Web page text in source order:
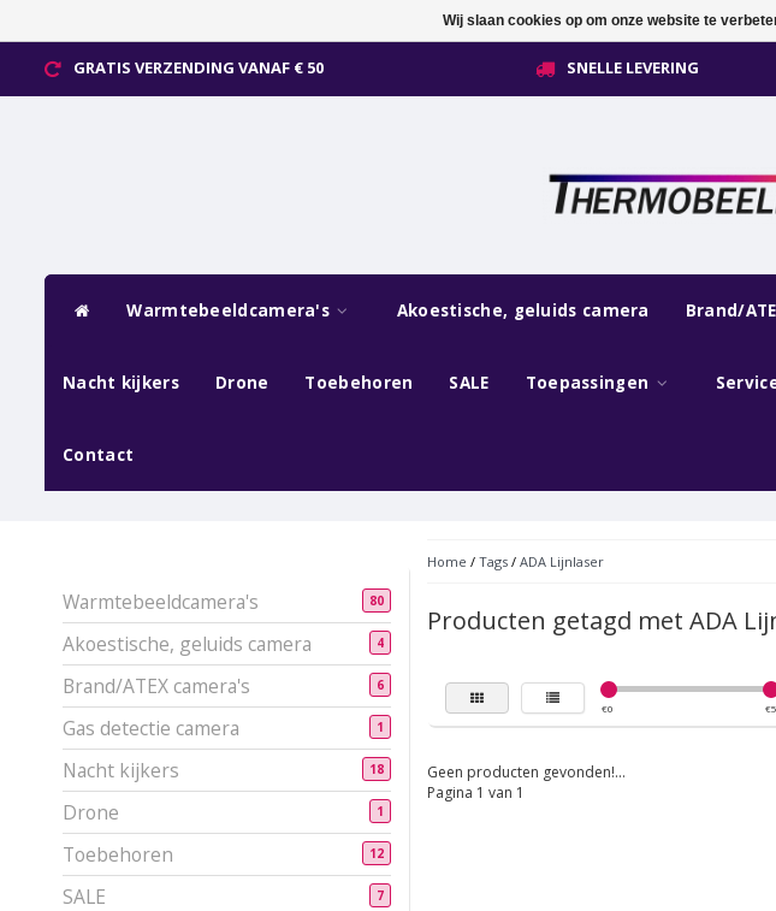
GRATIS VERZENDING VANAF € 50 SNELLE LEVERING
Warmtebeeldcamera's Akoestische, geluids camera Brand/
Nacht kijkers Drone Toebehoren SALE Toepassingen
Contact
Warmtebeeldcamera's 80
Akoestische, geluids camera 4
Brand/ATEX camera's 6
Gas detectie camera 1
Nacht kijkers 18
Drone 1
Toebehoren 12
SALE 7
Home / Tags/ ADA Lijnlaser
Producten getagd met ADA
€0 €5
Geen producten gevonden!...
Pagina 1 van 1
Wij slaan cookies op om onze website te